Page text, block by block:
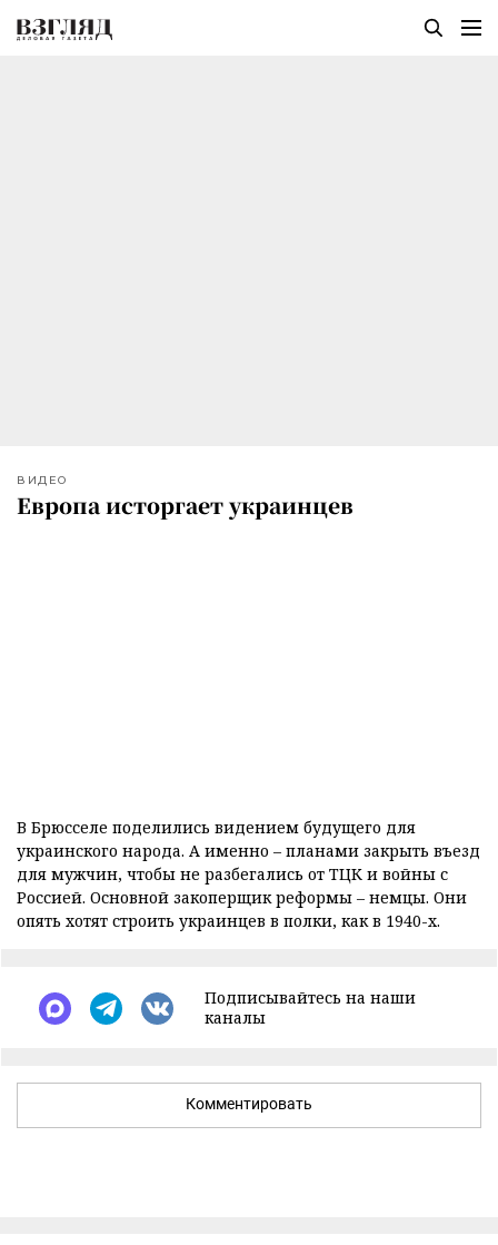
ВИДЕО
Европа исторгает украинцев
В Брюсселе поделились видением будущего для
украинского народа. А именно – планами закрыть въезд
для мужчин, чтобы не разбегались от ТЦК и войны с
Россией. Основной закоперщик реформы – немцы. Они
опять хотят строить украинцев в полки, как в 1940-х.
Подписывайтесь на наши
каналы
Комментировать